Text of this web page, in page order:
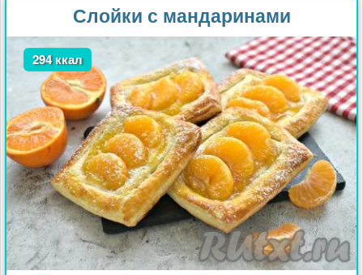
Слойки с мандаринами
294 ккал